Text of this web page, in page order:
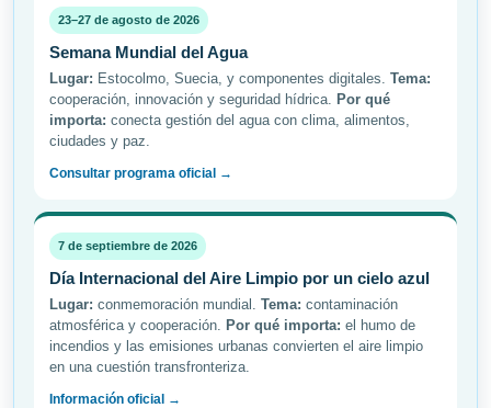
23–27 de agosto de 2026
Semana Mundial del Agua
Lugar: Estocolmo, Suecia, y componentes digitales. Tema:
cooperación, innovación y seguridad hídrica. Por qué
importa: conecta gestión del agua con clima, alimentos,
ciudades y paz.
Consultar programa oficial →
7 de septiembre de 2026
Día Internacional del Aire Limpio por un cielo azul
Lugar: conmemoración mundial. Tema: contaminación
atmosférica y cooperación. Por qué importa: el humo de
incendios y las emisiones urbanas convierten el aire limpio
en una cuestión transfronteriza.
Información oficial →